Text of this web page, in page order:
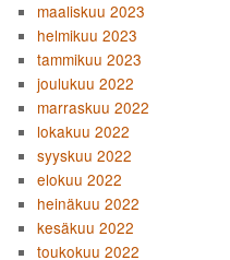
maaliskuu 2023
helmikuu 2023
tammikuu 2023
joulukuu 2022
marraskuu 2022
lokakuu 2022
syyskuu 2022
elokuu 2022
heinäkuu 2022
kesäkuu 2022
toukokuu 2022